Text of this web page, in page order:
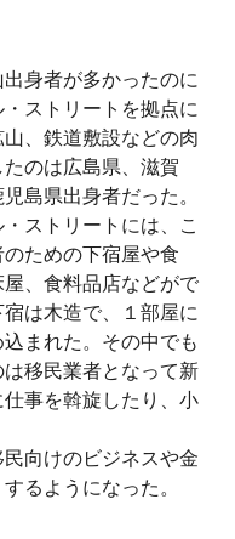
身者が多かったのに
ストリートを拠点に
山、鉄道敷設などの肉
のは広島県、滋賀
島県出身者だった。
ストリートには、こ
ための下宿屋や食
、食料品店などがで
は木造で、１部屋に
込まれた。その中でも
移民業者となって新
仕事を斡旋したり、小
向けのビジネスや金
るようになった。